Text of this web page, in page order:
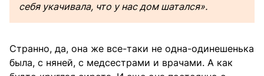
себя укачивала, что у нас дом шатался».
Странно, да, она же все-таки не одна-одинешенька
была, с няней, с медсестрами и врачами. А как